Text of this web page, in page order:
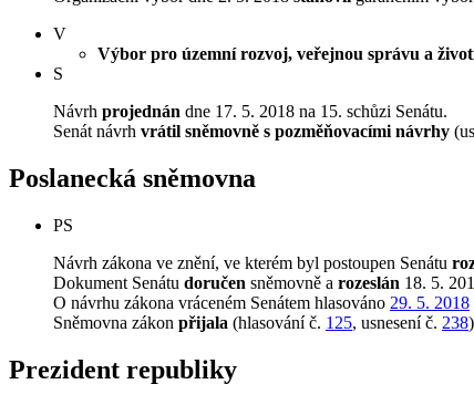
V
Výbor pro územní rozvoj, veřejnou správu a
S
Návrh projednán dne 17. 5. 2018 na 15. schůzi Senátu.
Senát návrh vrátil sněmovně s pozměňovacími návrhy
Poslanecká sněmovna
PS
Návrh zákona ve znění, ve kterém byl postoupen Senátu
Dokument Senátu doručen sněmovně a rozeslán 18. 5.
O návrhu zákona vráceném Senátem hlasováno 29. 5. 2018
Sněmovna zákon přijala (hlasování č. 125, usnesení č. 238
Prezident republiky